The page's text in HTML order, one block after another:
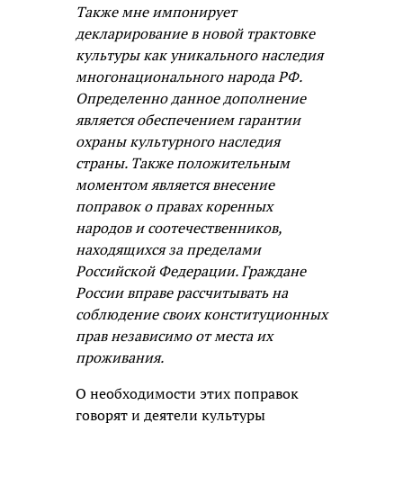
Также мне импонирует
декларирование в новой трактовке
культуры как уникального наследия
многонационального народа РФ.
Определенно данное дополнение
является обеспечением гарантии
охраны культурного наследия
страны. Также положительным
моментом является внесение
поправок о правах коренных
народов и соотечественников,
находящихся за пределами
Российской Федерации. Граждане
России вправе рассчитывать на
соблюдение своих конституционных
прав независимо от места их
проживания.
О необходимости этих поправок
говорят и деятели культуры